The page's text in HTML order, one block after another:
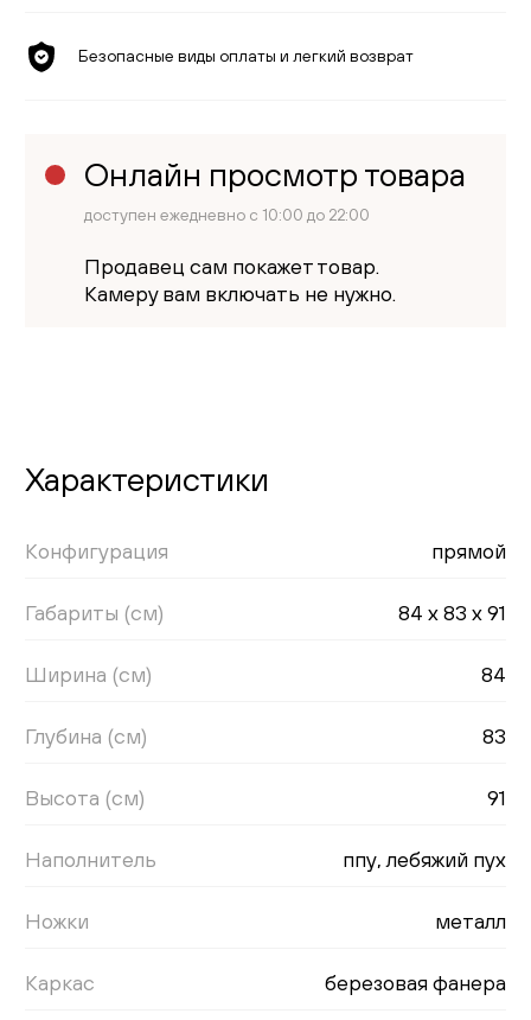
Безопасные виды оплаты и легкий возврат
Онлайн просмотр товара
доступен ежедневно с 10:00 до 22:00
Продавец сам покажет товар.
Камеру вам включать не нужно.
Характеристики
Конфигурация прямой
Габариты (см) 84 x 83 x 91
Ширина (см) 84
Глубина (см) 83
Высота (см) 91
Наполнитель ппу, лебяжий пух
Ножки металл
Каркас березовая фанера